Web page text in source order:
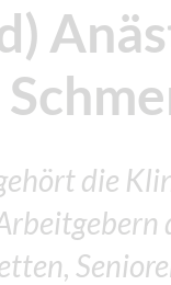
die